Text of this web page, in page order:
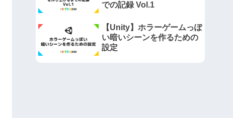
での記録 Vol.1
【Unity】ホラーゲームっぽ
い暗いシーンを作るための
設定